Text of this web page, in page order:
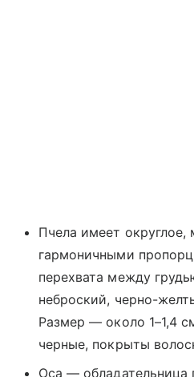
Пчела имеет округлое,
гармоничными
перехвата между
неброский, черно-
Размер — около 1–1,4
черные, покрыты
Оса — обладательница